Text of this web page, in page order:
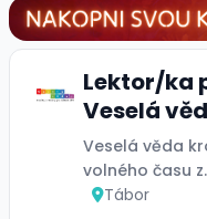
Lektor/ka
Veselá
Veselá věda
volného času
Tábor